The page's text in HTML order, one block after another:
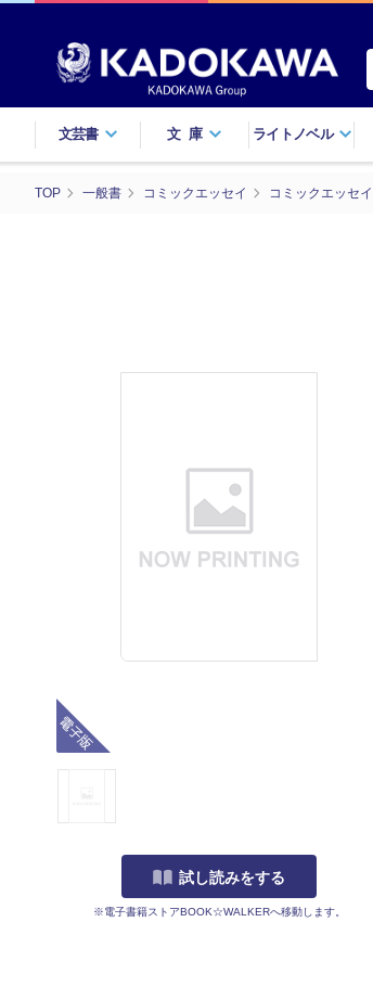
文芸書 文庫 ライトノベル
TOP 一般書 コミックエッセイ コミックエッセイ
試し読みをする
※電子書籍ストアBOOK☆WALKERへ移動します。